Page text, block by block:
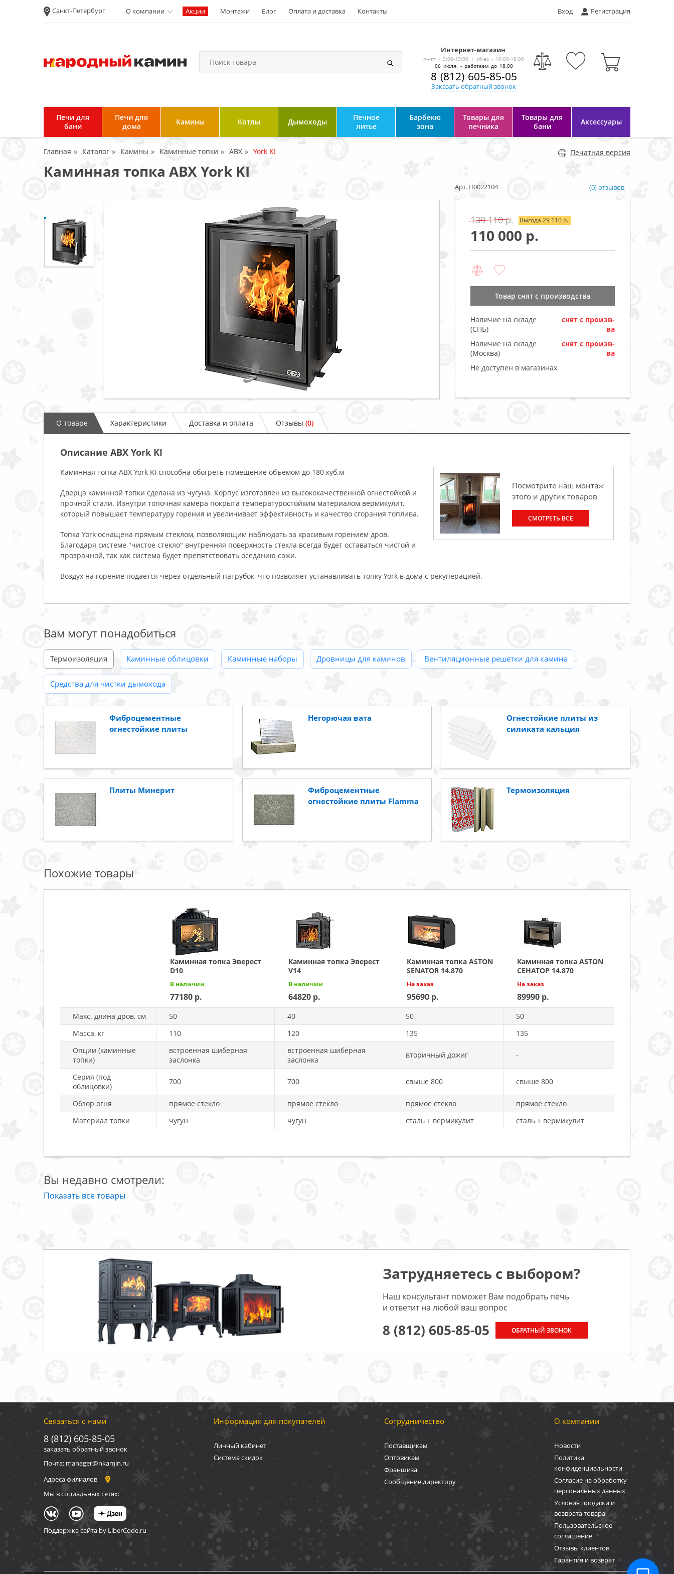
Санкт-Петербург О компании
обработку
персональных
данных
Условия продажи и
возврата товара
Пользовательское
соглашение
Акции Монтажи Блог Оплата и доставка Контакты Вход Регистрация
Интернет-магазин
-
пн-пт - 9:00-19:00 | сб-вс - 10:00-18:00
06 июля. - работаем до 18.00
8 (812) 605-85-05
Заказать обратный звонок
Печи для
бани
Печи для
дома
Камины Котлы Дымоходы
Печное
литье
Барбекю
зона
Товары для
печника
Товары для
бани
Аксессуары
Печатная версия
Главная Каталог Камины Каминные топки ABX York KI
Каминная топка ABX York KI
Арт. Н0022104 (0) отзывов
139 110 Выгода 29 110
110 000
Товар cнят с производства
Наличие на складе
(СПБ)
cнят с произв-
ва
Наличие на складе
(Москва)
cнят с произв-
ва
Не доступен в магазинах
О товаре Характеристики Доставка и оплата Отзывы (0)
Описание ABX York KI
Посмотрите наш монтаж
этого и других товаров
СМОТРЕТЬ ВСЕ
Каминная топка ABX York KI способна обогреть помещение объемом до 180 куб.м
Дверца каминной топки сделана из чугуна. Корпус изготовлен из высококачественной огнестойкой и
прочной стали. Изнутри топочная камера покрыта температуростойким материалом вермикулит,
который повышает температуру горения и увеличивает эффективность и качество сгорания топлива.
Топка York оснащена прямым стеклом, позволяющим наблюдать за красивым горением дров.
Благодаря системе "чистое стекло" внутренняя поверхность стекла всегда будет оставаться чистой и
прозрачной, так как система будет препятствовать оседанию сажи.
Воздух на горение подается через отдельный патрубок, что позволяет устанавливать топку York в дома с рекуперацией.
Вам могут понадобиться
Термоизоляция Каминные облицовки Каминные наборы Дровницы для каминов Вентиляционные решетки для камина
Средства для чистки дымохода
Фиброцементные
огнестойкие плиты
Негорючая вата
Огнестойкие плиты из
силиката кальция
Плиты Минерит
Фиброцементные
огнестойкие плиты Flamma
Термоизоляция
Похожие товары
Каминная топка Эверест
D10
В наличии
77180
Каминная топка Эверест
V14
В наличии
64820
Каминная топка ASTON
SENATOR 14.870
На заказ
95690
Каминная топка ASTON
СЕНАТОР 14.870
На заказ
89990
Макс. длина дров, см 50 40 50
50
Масса, кг
110 120 135
135
Опции (каминные
топки)
встроенная шиберная
заслонка
встроенная шиберная
заслонка
вторичный дожиг -
Серия (под
облицовки)
700 700 свыше 800 свыше 800
Обзор огня прямое стекло прямое стекло прямое стекло
прямое стекло
Материал топки
чугун чугун сталь + вермикулит сталь + вермикулит
Вы недавно смотрели:
Показать все товары
Затрудняетесь с выбором?
Наш консультант поможет Вам подобрать печь
и ответит на любой ваш вопрос
8 (812) 605-85-05 ОБРАТНЫЙ ЗВОНОК
Связаться с нами
8 (812) 605-85-05
заказать обратный звонок
Почта: manager@nkamin.ru
Адреса филиалов
Мы в социальных сетях:
Поддержка сайта by LiberCode.ru
Информация для покупателей
Личный кабинет
Система скидок
Сотрудничество
Поставщикам
Оптовикам
Франшиза
Сообщение директору
О компании
Новости
Политика
конфиденциальности
Согласие на обработку
персональных данных
Условия продажи и
возврата товара
Пользовательское
соглашение
Отзывы клиентов
Гарантия и возврат